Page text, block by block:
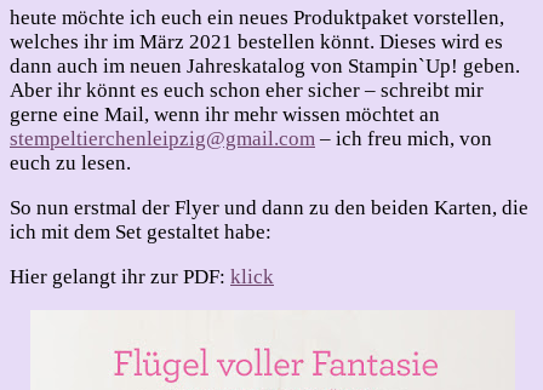
Produktpaket
heute möchte ich euch ein neues Produktpaket vorstellen,
welches ihr im März 2021 bestellen könnt. Dieses wird es
dann auch im neuen Jahreskatalog von Stampin`Up! geben.
Aber ihr könnt es euch schon eher sicher – schreibt mir
gerne eine Mail, wenn ihr mehr wissen möchtet an
stempeltierchenleipzig@gmail.com – ich freu mich, von
euch zu lesen.
So nun erstmal der Flyer und dann zu den beiden Karten, die
ich mit dem Set gestaltet habe:
Hier gelangt ihr zur PDF: klick